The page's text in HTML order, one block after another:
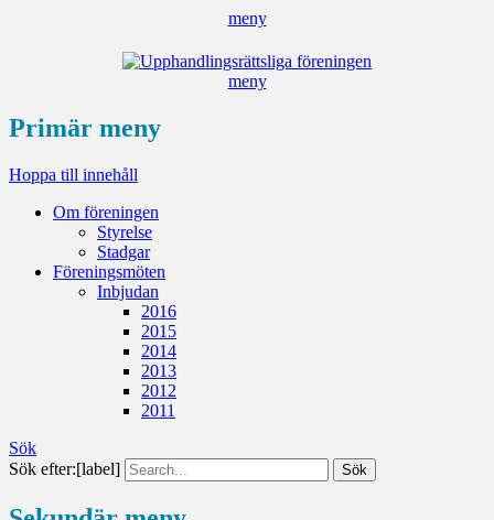
meny
meny
Primär meny
Hoppa till innehåll
Om föreningen
Styrelse
Stadgar
Föreningsmöten
Inbjudan
2016
2015
2014
2013
2012
2011
Sök
Sök efter:[label]